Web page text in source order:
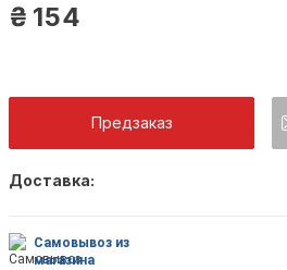
₴ 154
Предзаказ
Доставка:
Самовывоз из
магазина